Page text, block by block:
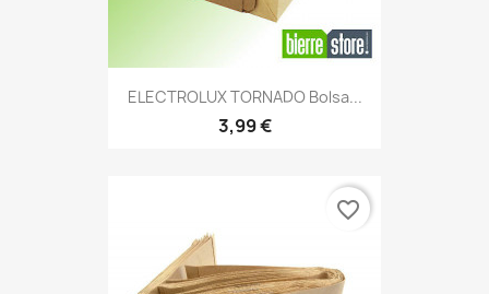
ELECTROLUX TORNADO Bolsa...
3,99 €
favorite_border